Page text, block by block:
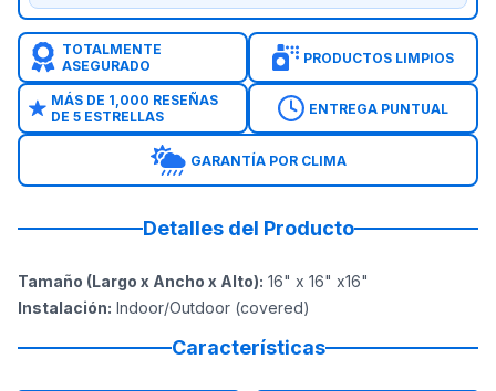
TOTALMENTE
ASEGURADO
PRODUCTOS LIMPIOS
MÁS DE 1,000 RESEÑAS
DE 5 ESTRELLAS
ENTREGA PUNTUAL
GARANTÍA POR CLIMA
Detalles del Producto
Tamaño (Largo x Ancho x Alto): 16" x 16" x16"
Instalación: Indoor/Outdoor (covered)
Características